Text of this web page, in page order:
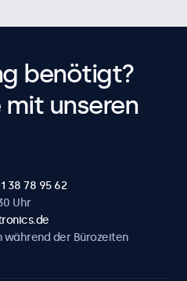
benötigt?
mit unseren
38 78 95 62
Uhr
während der Bürozeiten